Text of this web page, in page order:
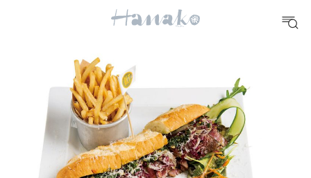
TRAVEL
どこ行く？